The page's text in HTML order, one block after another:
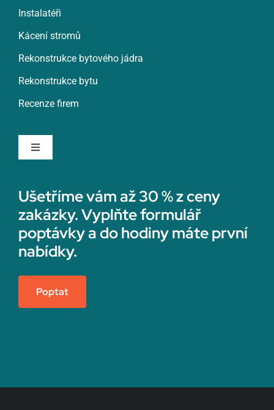
Znojmo
Roztoky
Rychnov nad Kněžnou
Rýmařov
Sedlčany
Semily
Instalatéři
Kácení stromů
Rekonstrukce bytového jádra
Rekonstrukce bytu
Recenze firem
Toggle
Sádrokartonáři
Topenáři
Vedení účetnictví
Ušetříme vám až 30 % z ceny
zakázky. Vyplňte formulář
poptávky a do hodiny máte první
nabídky.
Poptat